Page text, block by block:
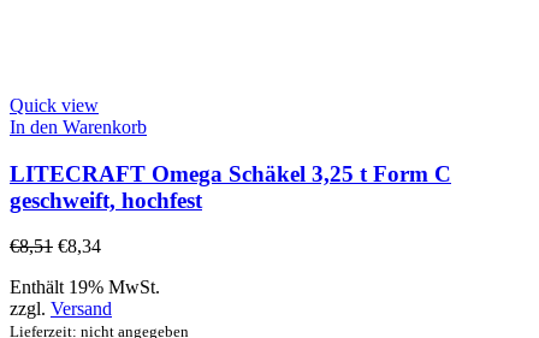
Quick view
In den Warenkorb
LITECRAFT Omega Schäkel 3,25 t Form C
geschweift, hochfest
€8,51 €8,34
Enthält 19% MwSt.
zzgl. Versand
Lieferzeit: nicht angegeben